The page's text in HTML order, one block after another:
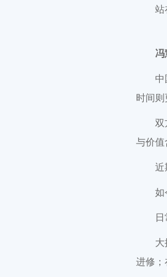
站
冯
时间
双
与价值
近
如
大
进修；